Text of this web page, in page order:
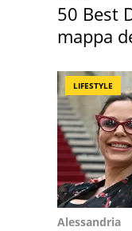
50 Best
mappa
LIFESTYLE
Alessandria